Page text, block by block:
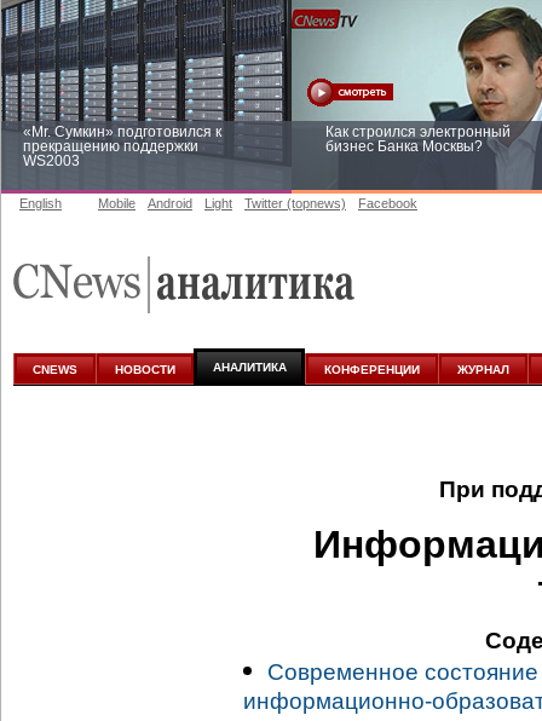
«Mr. Сумкин» подготовился к
прекращению поддержки
WS2003
Как строился электронный
бизнес Банка Москвы?
аналитике
English Mobile Android Light Twitter (topnews) Facebook
CNEWS НОВОСТИ АНАЛИТИКА КОНФЕРЕНЦИИ ЖУРНАЛ
При
Современное
информационно-